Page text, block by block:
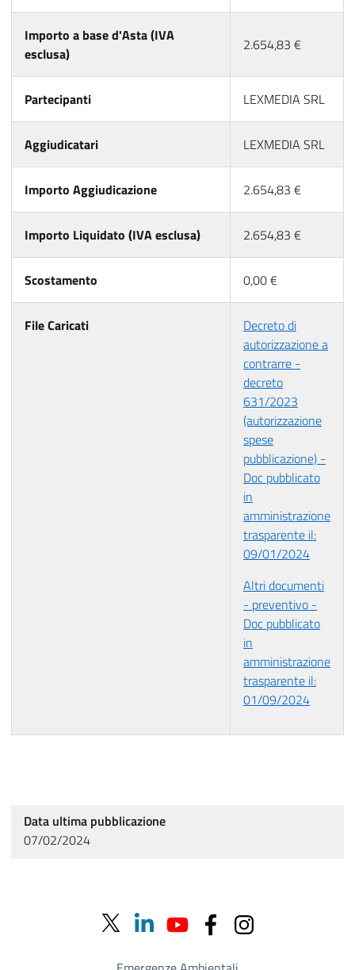
Importo a base d'Asta (IVA
esclusa)
2.654,83 €
Partecipanti LEXMEDIA SRL
Aggiudicatari LEXMEDIA SRL
Importo Aggiudicazione 2.654,83 €
Importo Liquidato (IVA esclusa) 2.654,83 €
Scostamento 0,00 €
File Caricati
Decreto di
autorizzazione a
contrarre -
decreto
631/2023
(autorizzazione
spese
pubblicazione) -
Doc pubblicato
in
amministrazione
trasparente il:
09/01/2024
Altri documenti
- preventivo -
Doc pubblicato
in
amministrazione
trasparente il:
01/09/2024
Data ultima pubblicazione
07/02/2024